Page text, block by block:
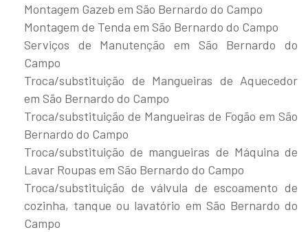
Montagem Gazeb em São Bernardo do Campo
Montagem de Tenda em São Bernardo do Campo
Serviços de Manutenção em São Bernardo do
Campo
Troca/substituição de Mangueiras de Aquecedor
em São Bernardo do Campo
Troca/substituição de Mangueiras de Fogão em São
Bernardo do Campo
Troca/substituição de mangueiras de Máquina de
Lavar Roupas em São Bernardo do Campo
Troca/substituição de válvula de escoamento de
cozinha, tanque ou lavatório em São Bernardo do
Campo